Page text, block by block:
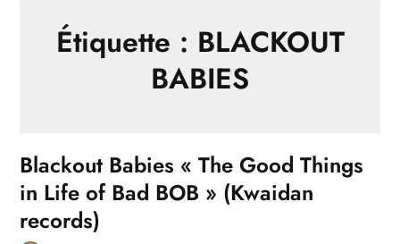
Étiquette : BLACKOUT
BABIES
Blackout Babies « The Good Things
in Life of Bad BOB » (Kwaidan
records)